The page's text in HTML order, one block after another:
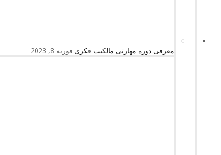
معرفی دوره مهارتی مالکیت فکری فوریه 8, 2023